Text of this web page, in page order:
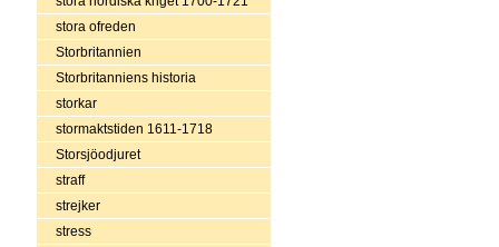
stora ofreden
Storbritannien
Storbritanniens historia
storkar
stormaktstiden 1611-1718
Storsjöodjuret
straff
strejker
stress